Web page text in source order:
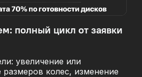
полный цикл от заявки
увеличение или
колес, изменение